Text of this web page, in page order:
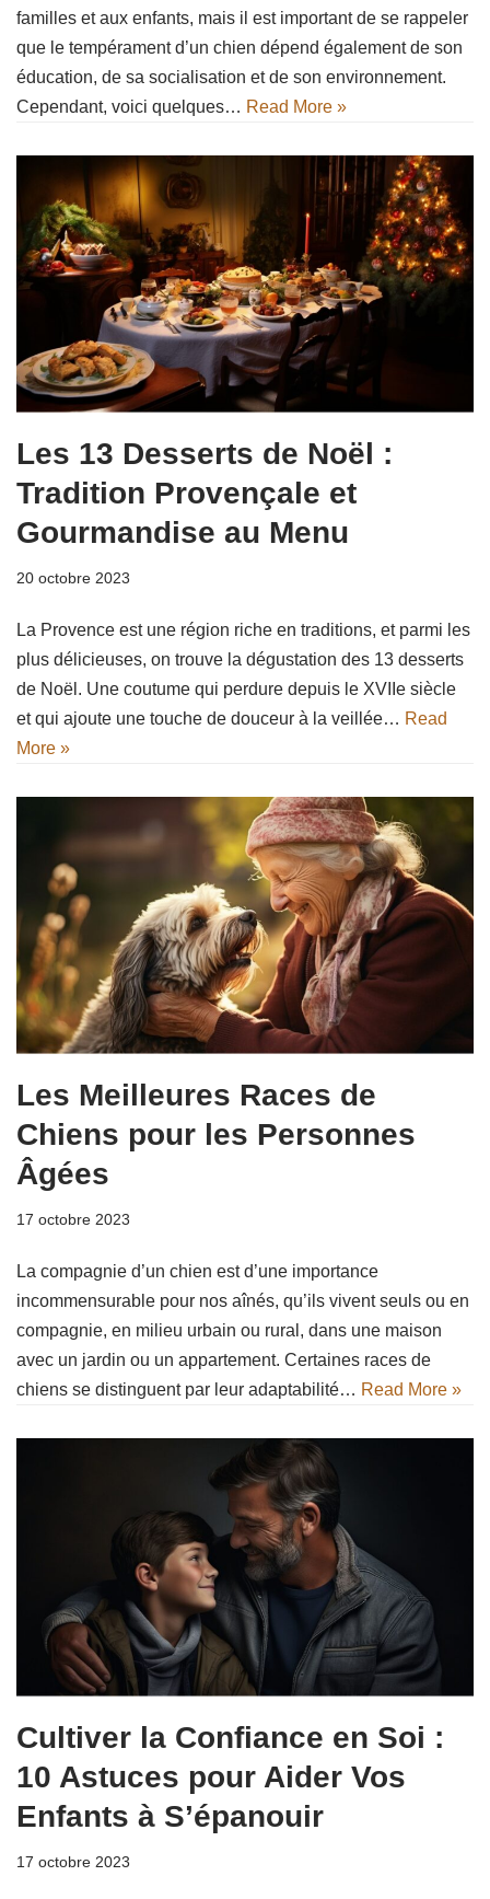
familles et aux enfants, mais il est important de se rappeler
que le tempérament d’un chien dépend également de son
éducation, de sa socialisation et de son environnement.
Cependant, voici quelques… Read More »
Les 13 Desserts de Noël :
Tradition Provençale et
Gourmandise au Menu
20 octobre 2023
La Provence est une région riche en traditions, et parmi les
plus délicieuses, on trouve la dégustation des 13 desserts
de Noël. Une coutume qui perdure depuis le XVIIe siècle
et qui ajoute une touche de douceur à la veillée… Read
More »
Les Meilleures Races de
Chiens pour les Personnes
Âgées
17 octobre 2023
La compagnie d’un chien est d’une importance
incommensurable pour nos aînés, qu’ils vivent seuls ou en
compagnie, en milieu urbain ou rural, dans une maison
avec un jardin ou un appartement. Certaines races de
chiens se distinguent par leur adaptabilité… Read More »
Cultiver la Confiance en Soi :
10 Astuces pour Aider Vos
Enfants à S’épanouir
17 octobre 2023